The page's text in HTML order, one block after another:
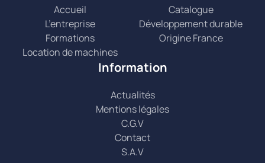
Accueil
L’entreprise
Formations
Location de machines
Catalogue
Développement durable
Origine France
Information
Actualités
Mentions légales
C.G.V
Contact
S.A.V